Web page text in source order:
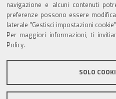
navigazione e alcuni contenuti
preferenze possono essere
laterale "Gestisci impostazioni cookie".
Per maggiori informazioni, ti
Policy
SOLO
Pubblicità Legale
Area riservata